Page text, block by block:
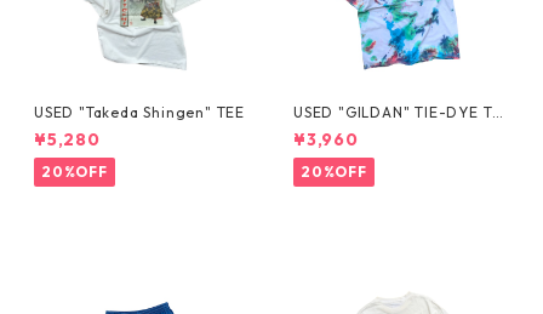
USED "Takeda Shingen" TEE
¥5,280
20%OFF
USED "GILDAN" TIE-DYE TE
E
¥3,960
20%OFF